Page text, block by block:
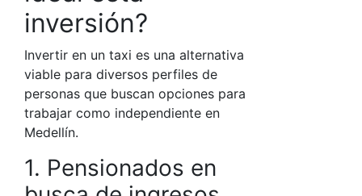
inversión?
Invertir en un taxi es una alternativa
viable para diversos perfiles de
personas que buscan opciones para
trabajar como independiente en
Medellín.
1. Pensionados en